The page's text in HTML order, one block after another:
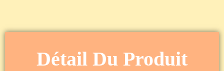
Détail Du Produit